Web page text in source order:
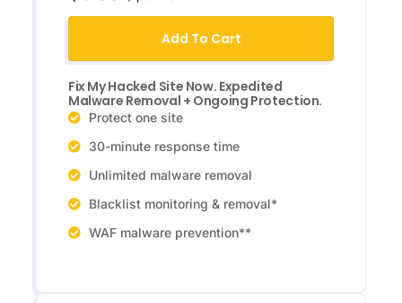
Add To Cart
Fix My Hacked Site Now. Expedited
Malware Removal + Ongoing Protection.
Protect one site
30-minute response time
Unlimited malware removal
Blacklist monitoring & removal*
WAF malware prevention**